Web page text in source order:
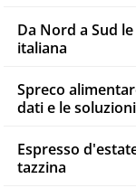
Da Nord a Sud
italiana
Spreco
dati e le soluzioni
Espresso
tazzina